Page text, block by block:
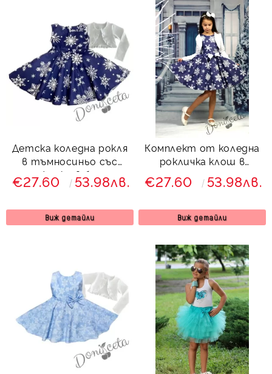
Детска коледна рокля
в тъмносиньо със
снежинки в бяло и
памучно бяло болеро
€27.60 53.98лв.
Виж детайли
Комплект от коледна
рокличка клош в
тъмносиньо със
снежинки в бяло с
€27.60 53.98лв.
Виж детайли